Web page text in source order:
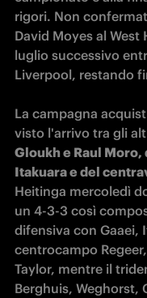
rigori. Non
David Moyes al
luglio successivo
Liverpool, restando
La campagna
visto l'arrivo tra gli
Gloukh e Raul
Itakuara e del
Heitinga mercoledì
un 4-3-3 così
difensiva con Gaaei,
centrocampo
Taylor, mentre il
Berghuis, Weghorst,